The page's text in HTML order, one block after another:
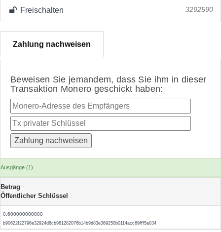
Freischalten 3292590
Zahlung nachweisen
Beweisen Sie jemandem, dass Sie ihm in dieser
Transaktion Monero geschickt haben:
Ausgänge (1)
Betrag
Öffentlicher Schlüssel
0.600000000000
b90622f22796e32924d8cb961282076b14b9d83e369250b0114acc69fff5a034